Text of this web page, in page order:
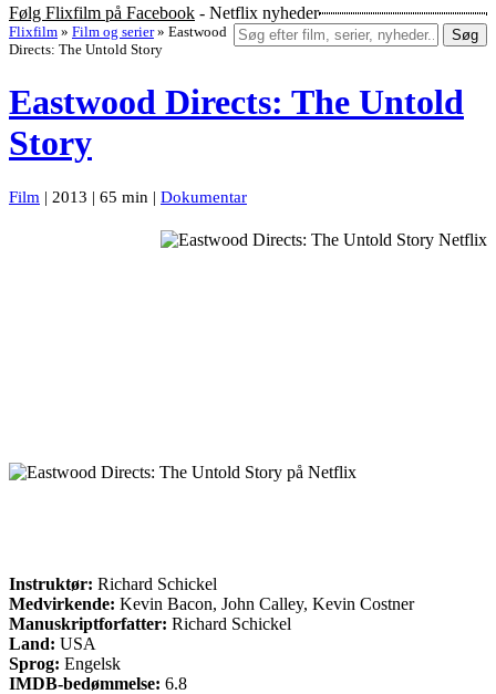
Følg Flixfilm på Facebook - Netflix nyheder
Søg
Flixfilm » Film og serier » Eastwood
Directs: The Untold Story
Eastwood Directs: The Untold
Story
Film | 2013 | 65 min | Dokumentar
Instruktør: Richard Schickel
Medvirkende: Kevin Bacon, John Calley, Kevin Costner
Manuskriptforfatter: Richard Schickel
Land: USA
Sprog: Engelsk
IMDB-bedømmelse: 6.8